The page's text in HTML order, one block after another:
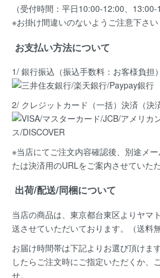
（受付時間：平日10:00-12:00、13:00-
※お掛け間違いのないようご注意下さい
お支払い方法について
1/ 銀行振込（振込手数料：お客様負担）
2/ クレジットカード（一括）決済 （
※当店にてご注文内容確認後、別途メ
たは決済用のURLをご案内させていた
出荷/配送/同梱について
当店の商品は、 東京都台東区よりヤマ
送させていただいております。（送料無
お届け時間帯は下記よりお選び頂けま
したらご注文時にご指定いただくか、
せ。